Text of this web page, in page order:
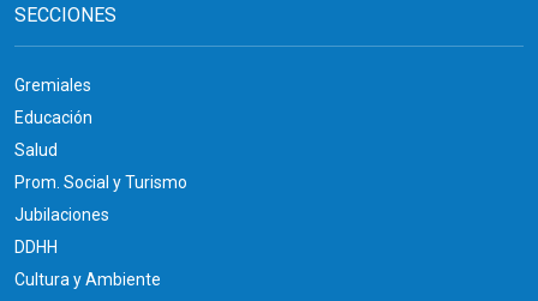
SECCIONES
Gremiales
Educación
Salud
Prom. Social y Turismo
Jubilaciones
DDHH
Cultura y Ambiente